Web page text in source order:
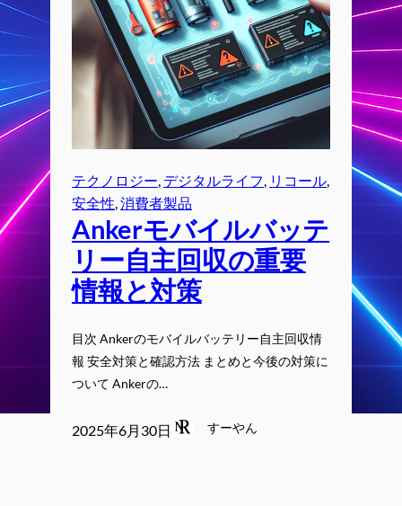
テクノロジー, デジタルライフ, リコール
安全性, 消費者製品
Ankerモバイルバッテ
リー自主回収の重要
情報と対策
目次 Ankerのモバイルバッテリー自主回収情
報 安全対策と確認方法 まとめと今後の対策に
ついて Ankerの…
2025年6月30日 すーやん